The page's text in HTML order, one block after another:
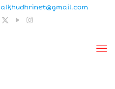
alkhudhrinet@gmail.com